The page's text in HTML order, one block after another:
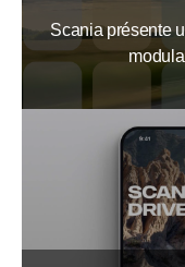
Scania présente